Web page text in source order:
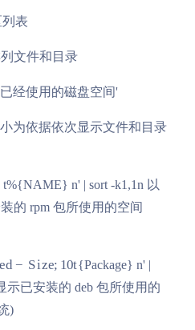
表
文件和目录
经使用的磁盘空间'
为依据依次显示文件和目录
n' | sort -k1,1n 以
的 rpm 包所使用的空间
− ze t
{Package} n' |
示已安装的 deb 包所使用的
)